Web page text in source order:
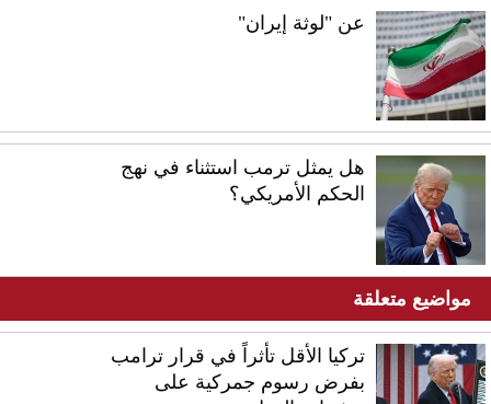
عن "لوثة إيران"
هل يمثل ترمب استثناء في نهج
الحكم الأمريكي؟
مواضيع متعلقة
تركيا الأقل تأثراً في قرار ترامب
بفرض رسوم جمركية على